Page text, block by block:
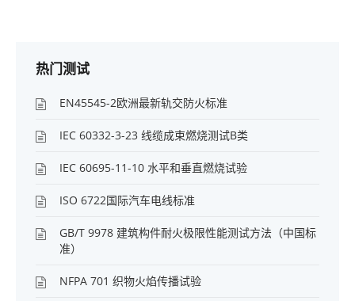
热门测试
EN45545-2欧洲最新轨交防火标准
IEC 60332-3-23 线缆成束燃烧测试B类
IEC 60695-11-10 水平和垂直燃烧试验
ISO 6722国际汽车电线标准
GB/T 9978 建筑构件耐火极限性能测试方法（中国标
准）
NFPA 701 织物火焰传播试验